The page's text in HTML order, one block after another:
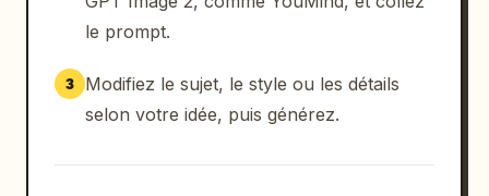
le prompt.
3
Modifiez le sujet, le style ou les détails
selon votre idée, puis générez.